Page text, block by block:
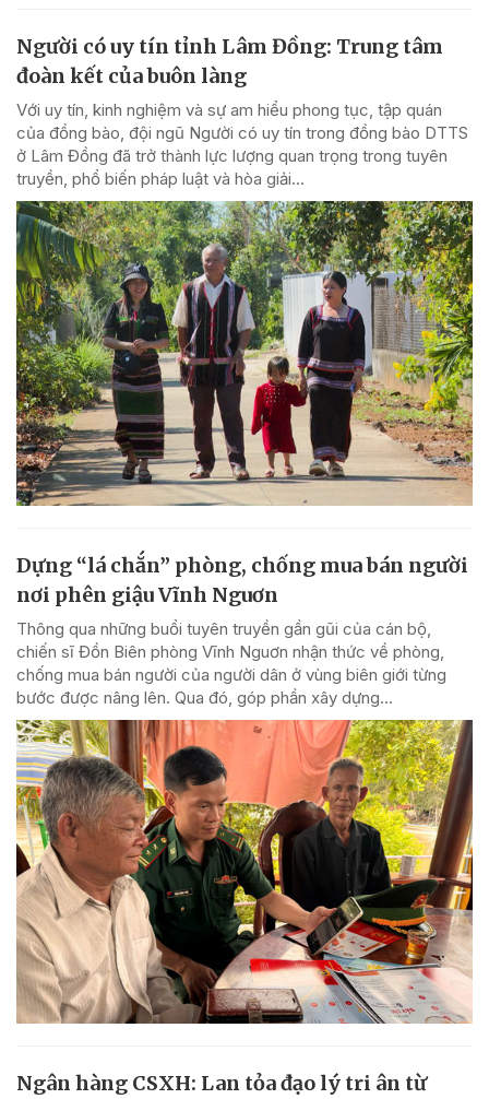
Người có uy tín tỉnh Lâm Đồng: Trung tâm
đoàn kết của buôn làng
Với uy tín, kinh nghiệm và sự am hiểu phong tục, tập quán
của đồng bào, đội ngũ Người có uy tín trong đồng bào DTTS
ở Lâm Đồng đã trở thành lực lượng quan trọng trong tuyên
truyền, phổ biến pháp luật và hòa giải...
Dựng “lá chắn” phòng, chống mua bán người
nơi phên giậu Vĩnh Nguơn
Thông qua những buổi tuyên truyền gần gũi của cán bộ,
chiến sĩ Đồn Biên phòng Vĩnh Nguơn nhận thức về phòng,
chống mua bán người của người dân ở vùng biên giới từng
bước được nâng lên. Qua đó, góp phần xây dựng...
Ngân hàng CSXH: Lan tỏa đạo lý tri ân từ